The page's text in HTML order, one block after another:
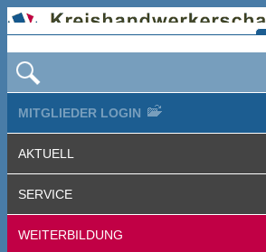
MITGLIEDER LOGIN
AKTUELL
SERVICE
WEITERBILDUNG